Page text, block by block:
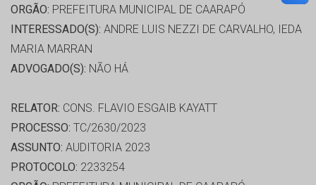
ORGÃO: PREFEITURA MUNICIPAL DE CAARAPÓ
INTERESSADO(S): ANDRE LUIS NEZZI DE CARVALHO, IEDA
MARIA MARRAN
ADVOGADO(S): NÃO HÁ
RELATOR: CONS. FLAVIO ESGAIB KAYATT
PROCESSO: TC/2630/2023
ASSUNTO: AUDITORIA 2023
PROTOCOLO: 2233254